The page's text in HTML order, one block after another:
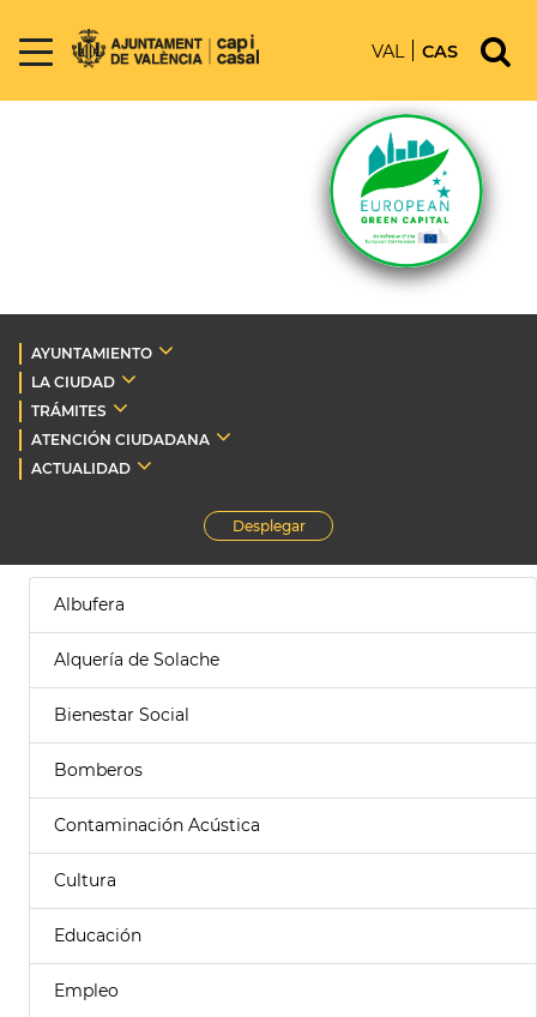
VAL CAS
AYUNTAMIENTO
LA CIUDAD
TRÁMITES
ATENCIÓN CIUDADANA
ACTUALIDAD
Desplegar
Albufera
Alquería de Solache
Bienestar Social
Bomberos
Contaminación Acústica
Cultura
Educación
Empleo